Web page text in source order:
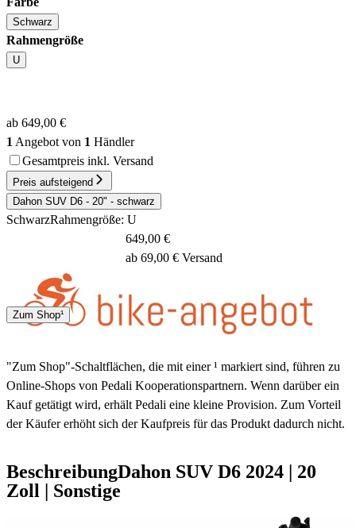
Schwarz
Rahmengröße
U
ab 649,00 €
1 Angebot von 1 Händler
Gesamtpreis inkl. Versand
Preis aufsteigend
Dahon SUV D6 - 20" - schwarz
SchwarzRahmengröße: U
Spedition
3 - 5 Tage
649,00 €
ab 69,00 € Versand
Zum Shop¹
"Zum Shop"-Schaltflächen, die mit einer ¹ markiert sind, führen zu
Online-Shops von Pedali Kooperationspartnern. Wenn darüber ein
Kauf getätigt wird, erhält Pedali eine kleine Provision. Zum Vorteil
der Käufer erhöht sich der Kaufpreis für das Produkt dadurch nicht.
BeschreibungDahon SUV D6 2024 | 20
Zoll | Sonstige